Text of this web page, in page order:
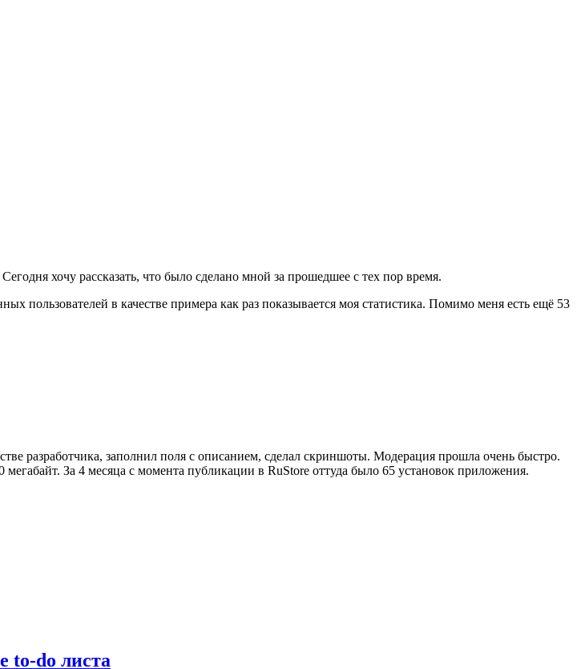
хочу рассказать, что было сделано мной за прошедшее с тех пор время.
пользователей в качестве примера как раз показывается моя статистика. Помимо меня есть ещё 53
разработчика, заполнил поля с описанием, сделал скриншоты. Модерация прошла очень быстро.
За 4 месяца с момента публикации в RuStore оттуда было 65 установок приложения.
to-do листа